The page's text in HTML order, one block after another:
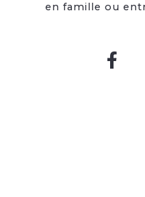
en famille ou